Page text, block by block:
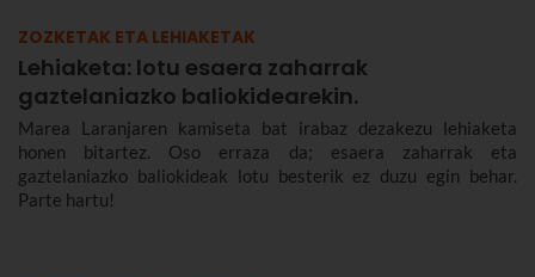
ZOZKETAK ETA LEHIAKETAK
Lehiaketa: lotu esaera zaharrak
gaztelaniazko baliokidearekin.
Marea Laranjaren kamiseta bat irabaz dezakezu lehiaketa
honen bitartez. Oso erraza da; esaera zaharrak eta
gaztelaniazko baliokideak lotu besterik ez duzu egin behar.
Parte hartu!